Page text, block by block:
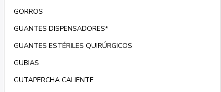
GORROS
GUANTES DISPENSADORES*
GUANTES ESTÉRILES QUIRÚRGICOS
GUBIAS
GUTAPERCHA CALIENTE